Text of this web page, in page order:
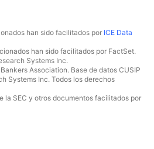
han sido facilitados por ICE Data
han sido facilitados por FactSet.
Systems Inc.
Association. Base de datos CUSIP
Systems Inc. Todos los derechos
la SEC y otros documentos facilitados por